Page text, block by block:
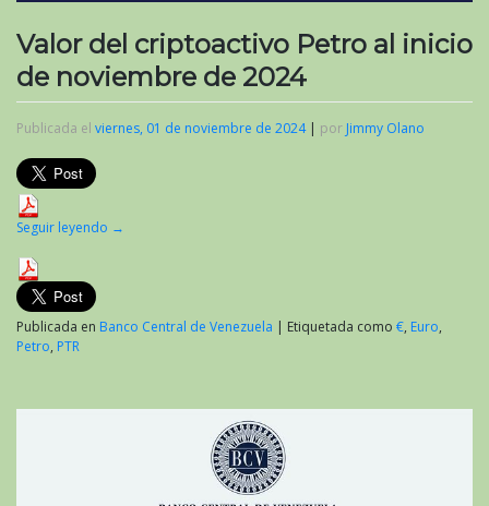
Valor del criptoactivo Petro al inicio
de noviembre de 2024
Publicada el viernes, 01 de noviembre de 2024| por Jimmy Olano
Seguir leyendo →
Publicada en Banco Central de Venezuela | Etiquetada como €, Euro,
Petro, PTR